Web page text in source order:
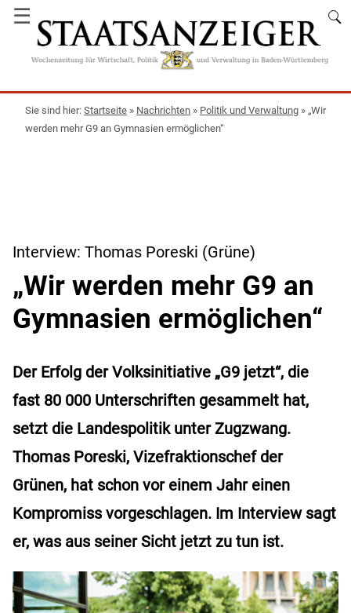
☰
Startseite » Nachrichten » Politik und Verwaltung » „Wir
werden mehr G9 an Gymnasien ermöglichen“
Interview: Thomas Poreski (Grüne)
„Wir werden mehr G9 an
Gymnasien ermöglichen“
Der Erfolg der Volksinitiative „G9 jetzt“, die
fast 80 000 Unterschriften gesammelt hat,
setzt die Landespolitik unter Zugzwang.
Thomas Poreski, Vizefraktionschef der
Grünen, hat schon vor einem Jahr einen
Kompromiss vorgeschlagen. Im Interview sagt
er, was aus seiner Sicht jetzt zu tun ist.